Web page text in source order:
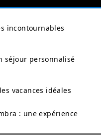
incontournables
séjour personnalisé
vacances idéales
: une expérience